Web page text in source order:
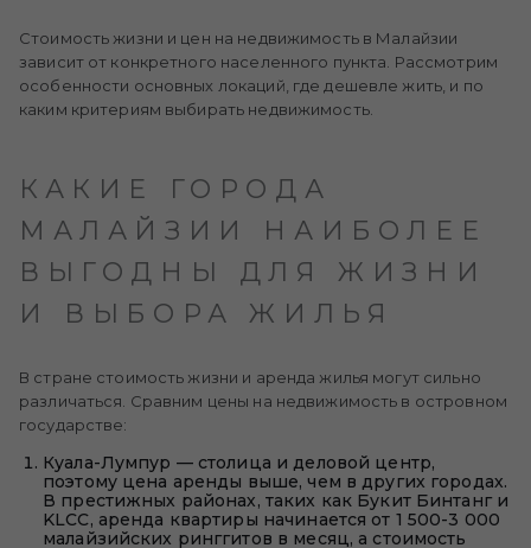
Стоимость жизни и цен на недвижимость в Малайзии
зависит от конкретного населенного пункта. Рассмотрим
особенности основных локаций, где дешевле жить, и по
каким критериям выбирать недвижимость.
КАКИЕ ГОРОДА
МАЛАЙЗИИ НАИБОЛЕЕ
ВЫГОДНЫ ДЛЯ ЖИЗНИ
И ВЫБОРА ЖИЛЬЯ
В стране стоимость жизни и аренда жилья могут сильно
различаться. Сравним цены на недвижимость в островном
государстве:
Куала-Лумпур — столица и деловой центр,
поэтому цена аренды выше, чем в других городах.
В престижных районах, таких как Букит Бинтанг и
KLCC, аренда квартиры начинается от 1 500-3 000
малайзийских ринггитов в месяц, а стоимость